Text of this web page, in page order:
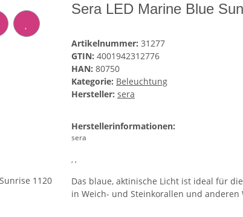
Sera LED Marine Blue
Artikelnummer: 31277
GTIN: 4001942312776
HAN: 80750
Kategorie: Beleuchtung
Hersteller: sera
Herstellerinformationen:
sera
, ,
Das blaue, aktinische Licht ist ideal für
in Weich- und Steinkorallen und anderen